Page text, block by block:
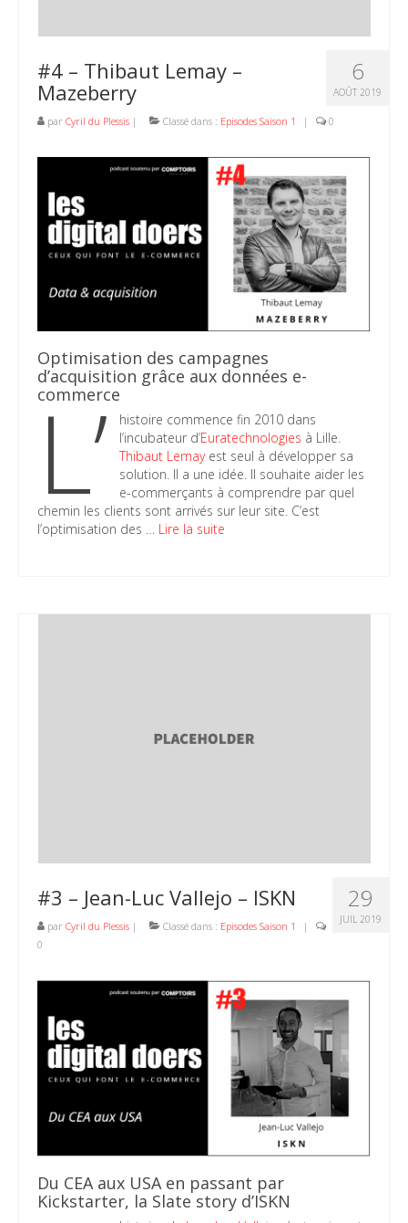
6
AOÛT 2019
#4 – Thibaut Lemay –
Mazeberry
par Cyril du Plessis | Classé dans : Episodes Saison 1 | 0
Optimisation des campagnes
d’acquisition grâce aux données e-
commerce
L’
histoire commence fin 2010 dans
l’incubateur d’Euratechnologies à Lille.
Thibaut Lemayest seul à développer sa
solution. Il a une idée. Il souhaite aider les
e-commerçants à comprendre par quel
chemin les clients sont arrivés sur leur site. C’est
l’optimisation des … Lire la suite
29
JUIL 2019
#3 – Jean-Luc Vallejo – ISKN
par Cyril du Plessis | Classé dans : Episodes Saison 1
|
0
Du CEA aux USA en passant par
Kickstarter, la Slate story d’ISKN